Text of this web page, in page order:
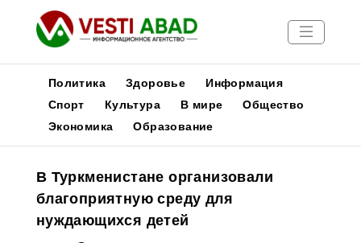
Новости
Медиа
Афиша
Политика Здоровье
Информация
Спорт
Культура В мире
Общество
Экономика
Образование
В Туркменистане организовали
благоприятную среду для
нуждающихся детей